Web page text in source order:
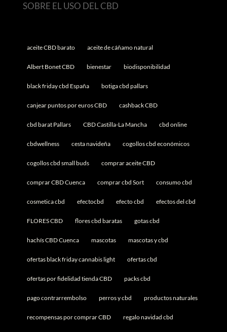
SOBRE EL USO DEL CBD
aceite CBD barato aceite de cáñamo natural
Albert Bonet CBD bienestar biodisponibilidad
black friday cbd España botiga cbd pallars
canjear puntos por euros CBD cashback CBD
cbd barat Pallars CBD Castilla-La Mancha cbd online
cbdwellness cesta navideña cogollos cbd económicos
cogollos cbd small buds comprar aceite CBD
comprar CBD Cuenca comprar cbd Sort consumo cbd
cosmetica cbd efectocbd efecto cbd efectos del cbd
FLORES CBD flores cbd baratas gotas cbd
hachís CBD Cuenca mascotas mascotas y cbd
ofertas black friday cannabis light ofertas cbd
ofertas por fidelidad tienda CBD packs cbd
pago contrarrembolso perros y cbd productos naturales
recompensas por comprar CBD regalo navidad cbd